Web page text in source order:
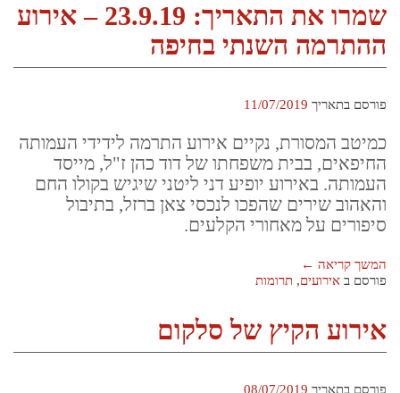
שמרו את התאריך: 23.9.19 – אירוע
ההתרמה השנתי בחיפה
פורסם בתאריך 11/07/2019
כמיטב המסורת, נקיים אירוע התרמה לידידי העמותה
החיפאים, בבית משפחתו של דוד כהן ז"ל, מייסד
העמותה. באירוע יופיע דני ליטני שיגיש בקולו החם
והאהוב שירים שהפכו לנכסי צאן ברזל, בתיבול
סיפורים על מאחורי הקלעים.
המשך קריאה ←
פורסם ב אירועים, תרומות
אירוע הקיץ של סלקום
פורסם בתאריך 08/07/2019